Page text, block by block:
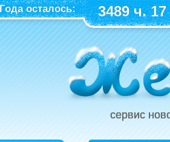
осталось: 3489 ч.
сервис